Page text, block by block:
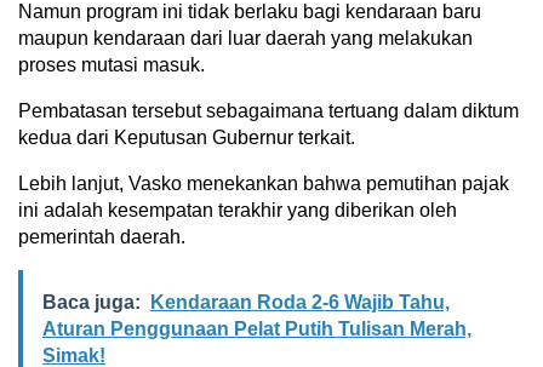
Namun program ini tidak berlaku bagi kendaraan baru
maupun kendaraan dari luar daerah yang melakukan
proses mutasi masuk.
Pembatasan tersebut sebagaimana tertuang dalam diktum
kedua dari Keputusan Gubernur terkait.
Lebih lanjut, Vasko menekankan bahwa pemutihan pajak
ini adalah kesempatan terakhir yang diberikan oleh
pemerintah daerah.
Baca juga:
Kendaraan Roda 2-6 Wajib Tahu,
Aturan Penggunaan Pelat Putih Tulisan Merah,
Simak!